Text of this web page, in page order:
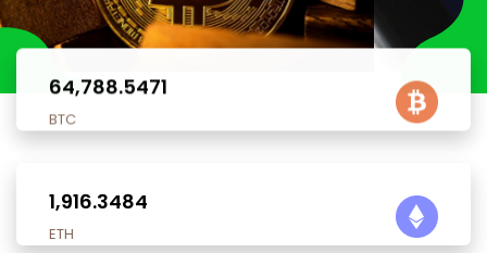
64,788.5471
BTC
1,916.3484
ETH